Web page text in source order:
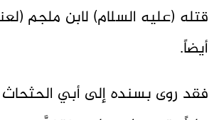
قتله (عليه السلام) لابن ملجم
أيضاً.
فقد روى بسنده إلى أبي